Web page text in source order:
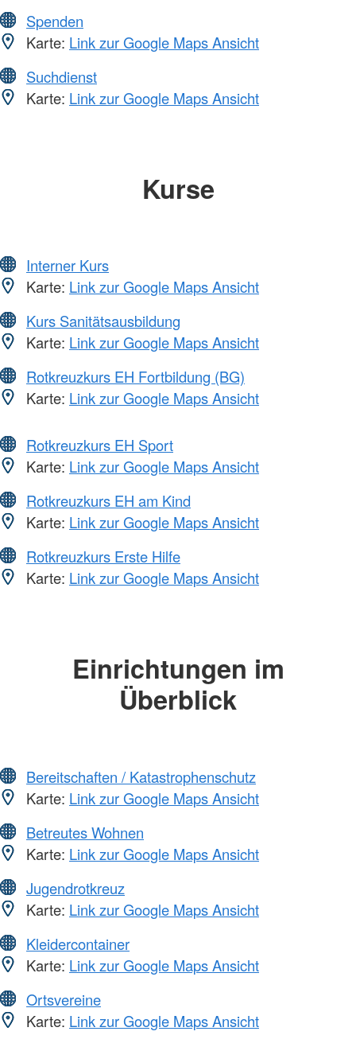
Spenden
Karte: Link zur Google Maps Ansicht
Suchdienst
Karte: Link zur Google Maps Ansicht
Kurse
Interner Kurs
Karte: Link zur Google Maps Ansicht
Kurs Sanitätsausbildung
Karte: Link zur Google Maps Ansicht
Rotkreuzkurs EH Fortbildung (BG)
Karte: Link zur Google Maps Ansicht
Rotkreuzkurs EH Sport
Karte: Link zur Google Maps Ansicht
Rotkreuzkurs EH am Kind
Karte: Link zur Google Maps Ansicht
Rotkreuzkurs Erste Hilfe
Karte: Link zur Google Maps Ansicht
Einrichtungen im
Überblick
Bereitschaften / Katastrophenschutz
Karte: Link zur Google Maps Ansicht
Betreutes Wohnen
Karte: Link zur Google Maps Ansicht
Jugendrotkreuz
Karte: Link zur Google Maps Ansicht
Kleidercontainer
Karte: Link zur Google Maps Ansicht
Ortsvereine
Karte: Link zur Google Maps Ansicht